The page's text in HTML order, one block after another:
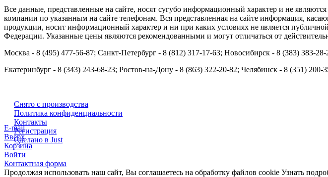
Все данные, представленные на сайте, носят сугубо информационный характер и не
компании по указанным на сайте телефонам. Вся представленная на сайте информация,
продукции, носит информационный характер и ни при каких условиях не является
Федерации. Указанные цены являются рекомендованными и могут отличаться от
Москва - 8 (495) 477-56-87; Санкт-Петербург - 8 (812) 317-17-63; Новосибирск - 8 (383) 383-28-
Екатеринбург - 8 (343) 243-68-23; Ростов-на-Дону - 8 (863) 322-20-82; Челябинск - 8 (351)
Снято с производства
Политика конфиденциальности
Контакты
Регистрация
Сделано в Just
E-mail
Вверх
Корзина
Войти
Контактная форма
Продолжая использовать наш сайт, Вы соглашаетесь на обработку файлов cookie Узнать